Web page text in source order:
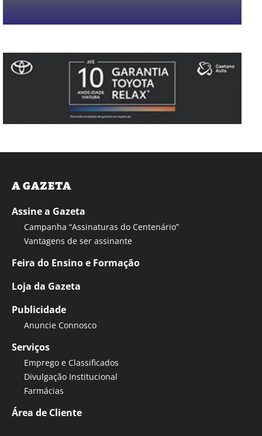
A GAZETA
Assine a Gazeta
Campanha “Assinaturas do Centenário”
Vantagens de ser assinante
Feira do Ensino e Formação
Loja da Gazeta
Publicidade
Anuncie Connosco
Serviços
Emprego e Classificados
Divulgação Institucional
Farmácias
Área de Cliente